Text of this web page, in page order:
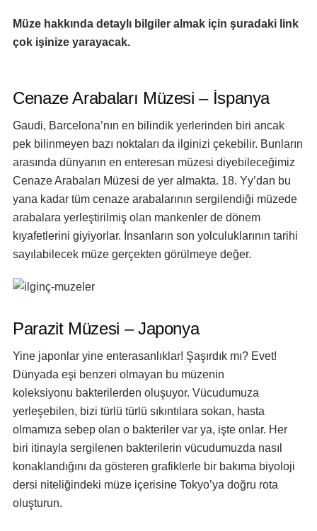
Müze hakkında detaylı bilgiler almak için şuradaki link
çok işinize yarayacak.
Cenaze Arabaları Müzesi – İspanya
Gaudi, Barcelona’nın en bilindik yerlerinden biri ancak
pek bilinmeyen bazı noktaları da ilginizi çekebilir. Bunların
arasında dünyanın en enteresan müzesi diyebileceğimiz
Cenaze Arabaları Müzesi de yer almakta. 18. Yy’dan bu
yana kadar tüm cenaze arabalarının sergilendiği müzede
arabalara yerleştirilmiş olan mankenler de dönem
kıyafetlerini giyiyorlar. İnsanların son yolculuklarının tarihi
sayılabilecek müze gerçekten görülmeye değer.
Parazit Müzesi – Japonya
Yine japonlar yine enterasanlıklar! Şaşırdık mı? Evet!
Dünyada eşi benzeri olmayan bu müzenin
koleksiyonu bakterilerden oluşuyor. Vücudumuza
yerleşebilen, bizi türlü türlü sıkıntılara sokan, hasta
olmamıza sebep olan o bakteriler var ya, işte onlar. Her
biri itinayla sergilenen bakterilerin vücudumuzda nasıl
konaklandığını da gösteren grafiklerle bir bakıma biyoloji
dersi niteliğindeki müze içerisine Tokyo’ya doğru rota
oluşturun.